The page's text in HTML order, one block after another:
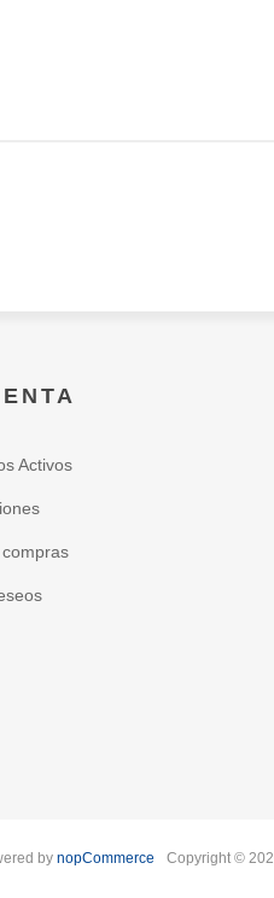
Activos
by nopCommerce Copyright ©